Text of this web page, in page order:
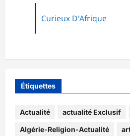
Curieux D'Afrique
Étiquettes
Actualité actualité Exclusif
Algérie-Religion-Actualité